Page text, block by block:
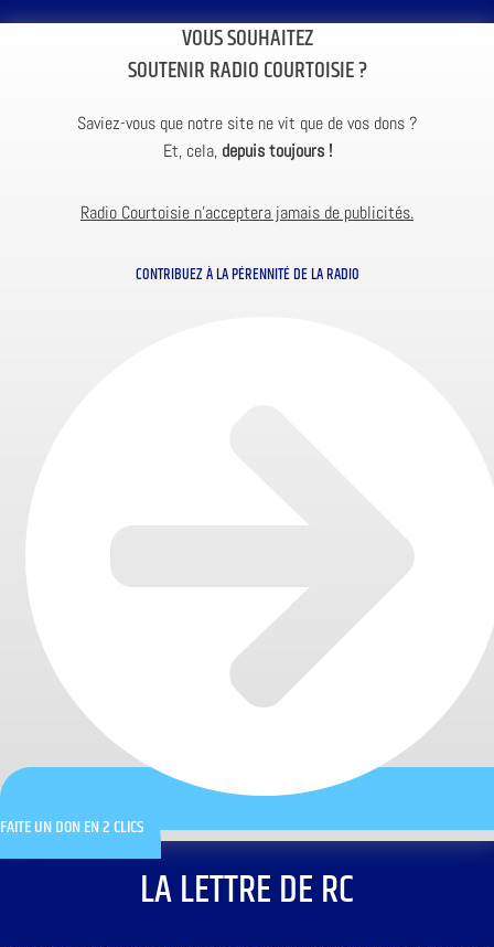
VOUS SOUHAITEZ
SOUTENIR RADIO COURTOISIE ?
Saviez-vous que notre site ne vit que de vos dons ?
Et, cela, depuis toujours !
Radio Courtoisie n’acceptera jamais de publicités.
CONTRIBUEZ À LA PÉRENNITÉ DE LA RADIO
FAITE UN DON EN 2 CLICS
LA LETTRE DE RC